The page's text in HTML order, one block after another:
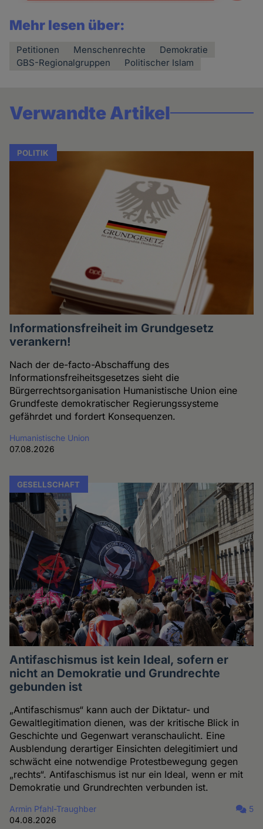
Mehr lesen über:
Petitionen Menschenrechte
Demokratie
GBS-Regionalgruppen
Politischer Islam
Verwandte Artikel
POLITIK
Informationsfreiheit im Grundgesetz
verankern!
Nach der de-facto-Abschaffung des
Informationsfreiheitsgesetzes sieht die
Bürgerrechtsorganisation Humanistische Union eine
Grundfeste demokratischer Regierungssysteme
gefährdet und fordert Konsequenzen.
Humanistische Union
07.08.2026
GESELLSCHAFT
Antifaschismus ist kein Ideal, sofern er
nicht an Demokratie und Grundrechte
gebunden ist
„Antifaschismus“ kann auch der Diktatur- und
Gewaltlegitimation dienen, was der kritische Blick in
Geschichte und Gegenwart veranschaulicht. Eine
Ausblendung derartiger Einsichten delegitimiert und
schwächt eine notwendige Protestbewegung gegen
„rechts“. Antifaschismus ist nur ein Ideal, wenn er mit
Demokratie und Grundrechten verbunden ist.
Armin Pfahl-Traughber
04.08.2026
5